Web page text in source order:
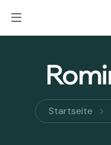
Startseite